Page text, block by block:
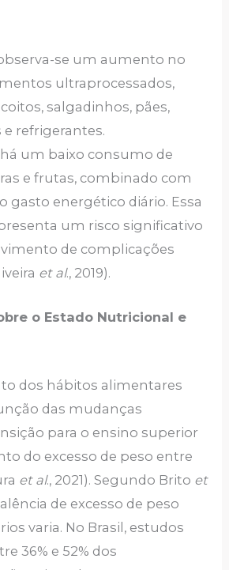
se um aumento no
ultraprocessados,
salgadinhos, pães,
e refrigerantes.
um baixo consumo de
e frutas, combinado com
gasto energético diário. Essa
um risco significativo
de complicações
et al., 2019).
o Estado Nutricional e
dos hábitos alimentares
das mudanças
para o ensino superior
do excesso de peso entre
et al., 2021). Segundo Brito et
de excesso de peso
varia. No Brasil, estudos
36% e 52% dos